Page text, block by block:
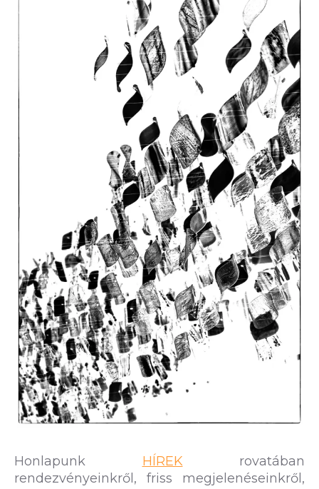
Honlapunk HÍREKrovatában
rendezvényeinkről, friss megjelenéseinkről,